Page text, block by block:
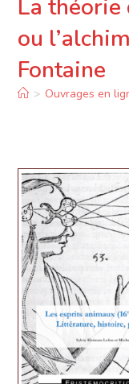
La théorie
ou
Fontaine
> Ouvrages en